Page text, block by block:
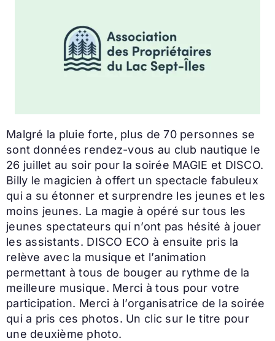
Malgré la pluie forte, plus de 70 personnes se
sont données rendez-vous au club nautique le
26 juillet au soir pour la soirée MAGIE et DISCO.
Billy le magicien à offert un spectacle fabuleux
qui a su étonner et surprendre les jeunes et les
moins jeunes. La magie à opéré sur tous les
jeunes spectateurs qui n’ont pas hésité à jouer
les assistants. DISCO ECO à ensuite pris la
relève avec la musique et l’animation
permettant à tous de bouger au rythme de la
meilleure musique. Merci à tous pour votre
participation. Merci à l’organisatrice de la soirée
qui a pris ces photos. Un clic sur le titre pour
une deuxième photo.